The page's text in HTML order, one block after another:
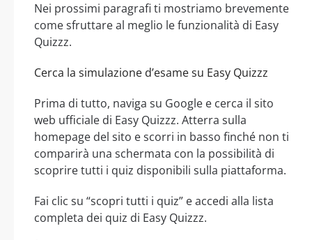
Nei prossimi paragrafi ti mostriamo brevemente
come sfruttare al meglio le funzionalità di Easy
Quizzz.
Cerca la simulazione d’esame su Easy Quizzz
Prima di tutto, naviga su Google e cerca il sito
web ufficiale di Easy Quizzz. Atterra sulla
homepage del sito e scorri in basso finché non ti
comparirà una schermata con la possibilità di
scoprire tutti i quiz disponibili sulla piattaforma.
Fai clic su “scopri tutti i quiz” e accedi alla lista
completa dei quiz di Easy Quizzz.